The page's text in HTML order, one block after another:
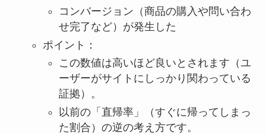
コンバージョン（商品の購入や問い合わ
せ完了など）が発生した
ポイント：
この数値は高いほど良いとされます（ユ
ーザーがサイトにしっかり関わっている
証拠）。
以前の「直帰率」（すぐに帰ってしまっ
た割合）の逆の考え方です。